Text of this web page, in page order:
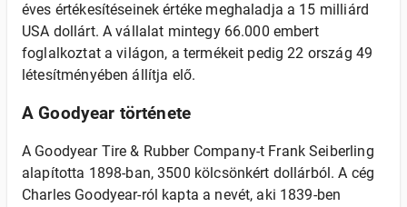
éves értékesítéseinek értéke meghaladja a 15 milliárd
USA dollárt. A vállalat mintegy 66.000 embert
foglalkoztat a világon, a termékeit pedig 22 ország 49
létesítményében állítja elő.
A Goodyear története
A Goodyear Tire & Rubber Company-t Frank Seiberling
alapította 1898-ban, 3500 kölcsönkért dollárból. A cég
Charles Goodyear-ról kapta a nevét, aki 1839-ben